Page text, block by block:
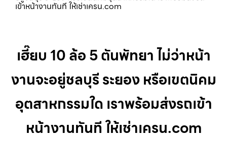
เข้าหน้างานทันที ให้เช่าเครน.com
เฮี๊ยบ 10 ล้อ 5 ตันพัทยา ไม่ว่าหน้า
งานจะอยู่ชลบุรี ระยอง หรือเขตนิคม
อุตสาหกรรมใด เราพร้อมส่งรถเข้า
หน้างานทันที ให้เช่าเครน.com